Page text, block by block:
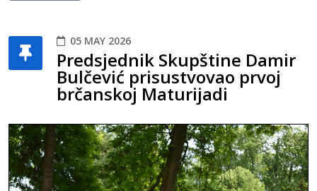
05 MAY 2026
Predsjednik Skupštine Damir
Bulčević prisustvovao prvoj
brčanskoj Maturijadi